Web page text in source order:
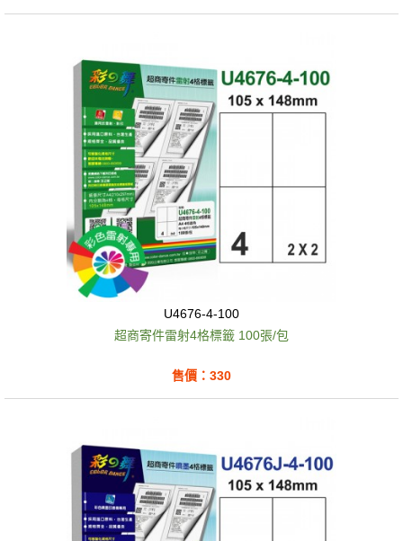
U4676-4-100
超商寄件雷射4格標籤 100張/包
售價：330